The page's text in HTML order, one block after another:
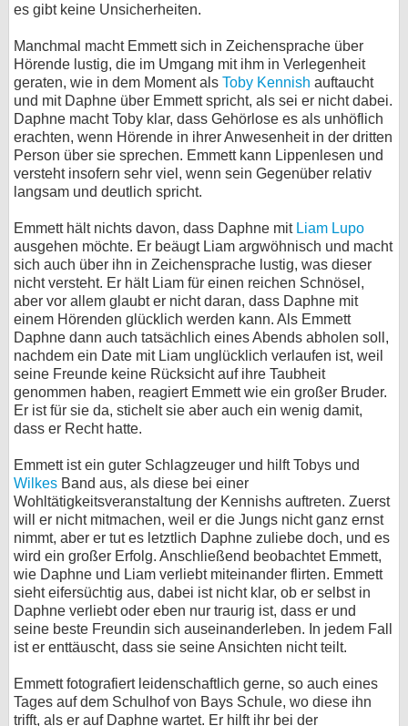
es gibt keine Unsicherheiten.
Manchmal macht Emmett sich in Zeichensprache über
Hörende lustig, die im Umgang mit ihm in Verlegenheit
geraten, wie in dem Moment als Toby Kennish auftaucht
und mit Daphne über Emmett spricht, als sei er nicht dabei.
Daphne macht Toby klar, dass Gehörlose es als unhöflich
erachten, wenn Hörende in ihrer Anwesenheit in der dritten
Person über sie sprechen. Emmett kann Lippenlesen und
versteht insofern sehr viel, wenn sein Gegenüber relativ
langsam und deutlich spricht.
Emmett hält nichts davon, dass Daphne mit Liam Lupo
ausgehen möchte. Er beäugt Liam argwöhnisch und macht
sich auch über ihn in Zeichensprache lustig, was dieser
nicht versteht. Er hält Liam für einen reichen Schnösel,
aber vor allem glaubt er nicht daran, dass Daphne mit
einem Hörenden glücklich werden kann. Als Emmett
Daphne dann auch tatsächlich eines Abends abholen soll,
nachdem ein Date mit Liam unglücklich verlaufen ist, weil
seine Freunde keine Rücksicht auf ihre Taubheit
genommen haben, reagiert Emmett wie ein großer Bruder.
Er ist für sie da, stichelt sie aber auch ein wenig damit,
dass er Recht hatte.
Emmett ist ein guter Schlagzeuger und hilft Tobys und
Wilkes Band aus, als diese bei einer
Wohltätigkeitsveranstaltung der Kennishs auftreten. Zuerst
will er nicht mitmachen, weil er die Jungs nicht ganz ernst
nimmt, aber er tut es letztlich Daphne zuliebe doch, und es
wird ein großer Erfolg. Anschließend beobachtet Emmett,
wie Daphne und Liam verliebt miteinander flirten. Emmett
sieht eifersüchtig aus, dabei ist nicht klar, ob er selbst in
Daphne verliebt oder eben nur traurig ist, dass er und
seine beste Freundin sich auseinanderleben. In jedem Fall
ist er enttäuscht, dass sie seine Ansichten nicht teilt.
Emmett fotografiert leidenschaftlich gerne, so auch eines
Tages auf dem Schulhof von Bays Schule, wo diese ihn
trifft, als er auf Daphne wartet. Er hilft ihr bei der